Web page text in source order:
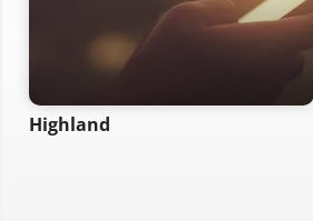
Highland